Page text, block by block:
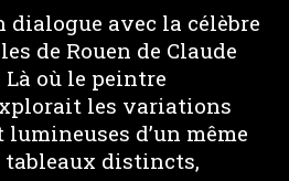
dialogue avec la célèbre
de Rouen de Claude
Là où le peintre
les variations
d’un même
tableaux distincts,